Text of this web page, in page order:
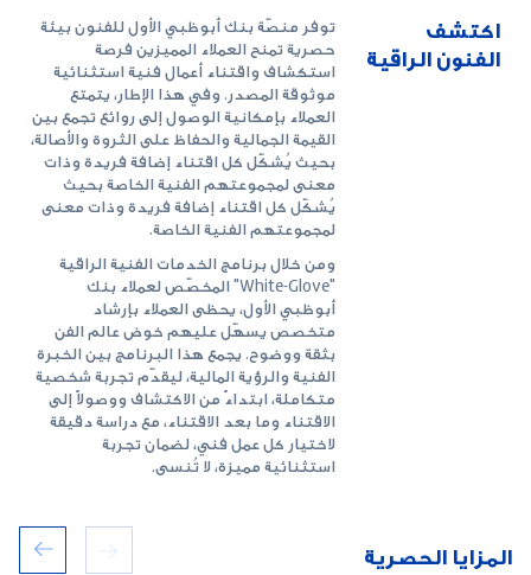
اكتشف
الفنون الراقية
توفر منصّة بنك أبوظبي الأول للفنون بيئة
حصرية تمنح العملاء المميزين فرصة
استكشاف واقتناء أعمال فنية استثنائية
موثوقة المصدر. وفي هذا الإطار، يتمتع
العملاء بإمكانية الوصول إلى روائع تجمع بين
القيمة الجمالية والحفاظ على الثروة والأصالة،
بحيث يُشكّل كل اقتناء إضافة فريدة وذات
معنى لمجموعتهم الفنية الخاصة بحيث
يُشكّل كل اقتناء إضافة فريدة وذات معنى
لمجموعتهم الفنية الخاصة.
ومن خلال برنامج الخدمات الفنية الراقية
"White-Glove" المخصّص لعملاء بنك
أبوظبي الأول، يحظى العملاء بإرشاد
متخصص يسهّل عليهم خوض عالم الفن
بثقة ووضوح. يجمع هذا البرنامج بين الخبرة
الفنية والرؤية المالية، ليقدّم تجربة شخصية
متكاملة، ابتداءً من الاكتشاف ووصولاً إلى
الاقتناء وما بعد الاقتناء، مع دراسة دقيقة
لاختيار كل عمل فني، لضمان تجربة
استثنائية مميزة، لا تُنسى.
المزايا الحصرية